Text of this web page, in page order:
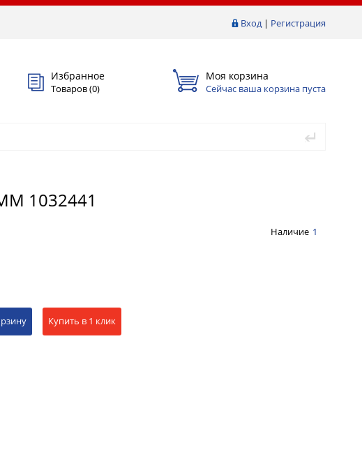
Вход| Регистрация
Избранное
Товаров (0)
Моя корзина
Сейчас ваша корзина пуста
1032441
Наличие 1
Купить в 1 клик